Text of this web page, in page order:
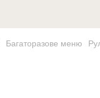
Багаторазове меню